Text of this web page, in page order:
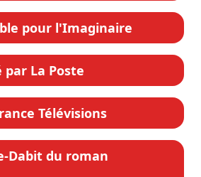
pour l'Imaginaire
par La Poste
Télévisions
Dabit du roman